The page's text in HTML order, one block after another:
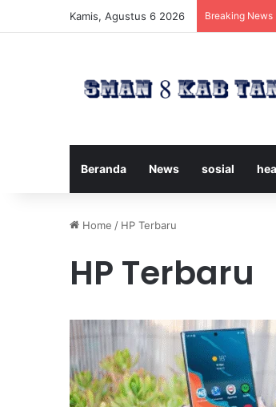
Kamis, Agustus 6 2026 Breaking News
Beranda News sosial
Home / HP Terbaru
HP Terbaru